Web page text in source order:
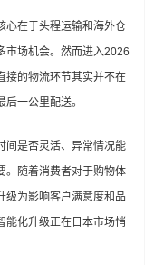
心在于头程运输和海外仓
市场机会。然而进入2026
接的物流环节其实并不在
一公里配送。
间是否灵活、异常情况能
。随着消费者对于购物体
级为影响客户满意度和品
能化升级正在日本市场悄